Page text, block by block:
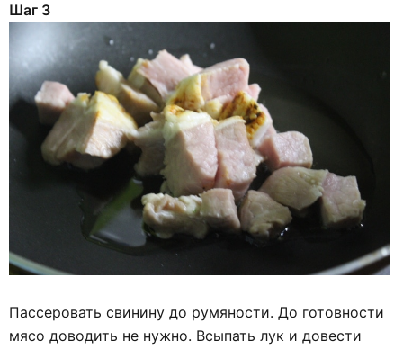
Шаг 3
Пассеровать свинину до румяности. До готовности
мясо доводить не нужно. Всыпать лук и довести